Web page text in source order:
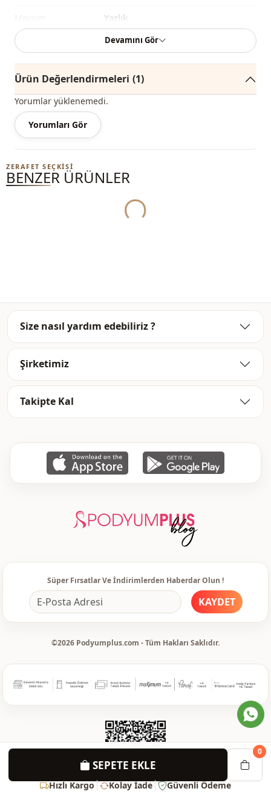
SEPETE EKLE
0
Hızlı Kargo Kolay İade Güvenli Ödeme
Yazlık
Mevsi̇m Mevsimlik
Kumaş Pamuk
Sti̇l
Dokuma ti̇pi̇
Kalinlik
Desen
Dijital baskılı
Devamını Gör
Ürün Değerlendirmeleri (1)
Yorumlar yüklenemedi.
Yorumları Gör
ZERAFET SEÇKISI
BENZER ÜRÜNLER
Yukleniyor...
Size nasıl yardım edebiliriz ?
Şirketimiz
Takipte Kal
Süper Fırsatlar Ve İndirimlerden Haberdar Olun !
KAYDET
©2026 Podyumplus.com - Tüm Hakları Saklıdır.